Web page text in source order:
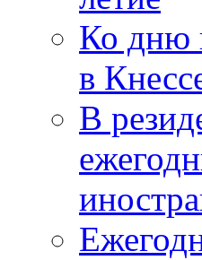
Ко дню
в
В